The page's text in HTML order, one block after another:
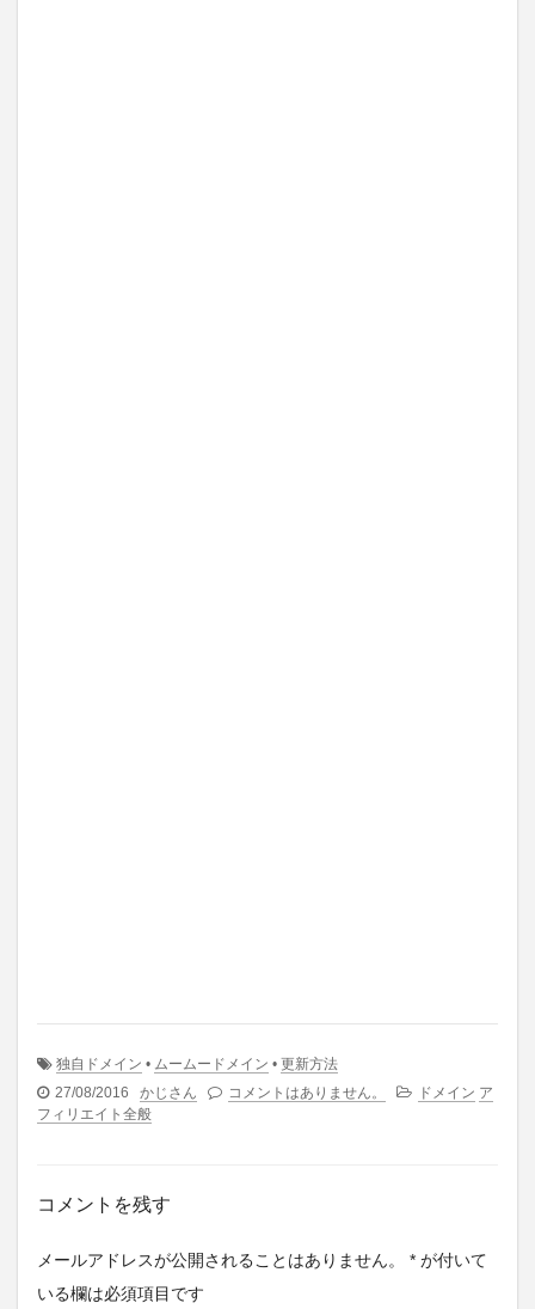
独自ドメイン • ムームードメイン • 更新方法
27/08/2016
かじさん コメントはありません。 ドメイン ア
フィリエイト全般
コメントを残す
メールアドレスが公開されることはありません。 * が付いて
いる欄は必須項目です